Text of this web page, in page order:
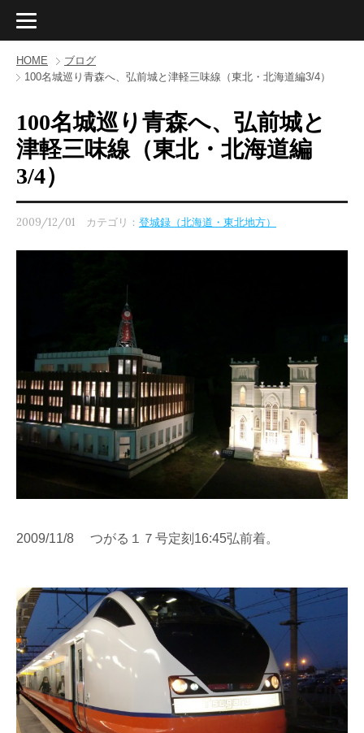
HOME
ブログ
100名城巡り青森へ、弘前城と津軽三味線（東北・北海道編3/4）
100名城巡り青森へ、弘前城と
津軽三味線（東北・北海道編
3/4）
2009/12/01 カテゴリ： 登城録（北海道・東北地方）
2009/11/8 つがる１７号定刻16:45弘前着。